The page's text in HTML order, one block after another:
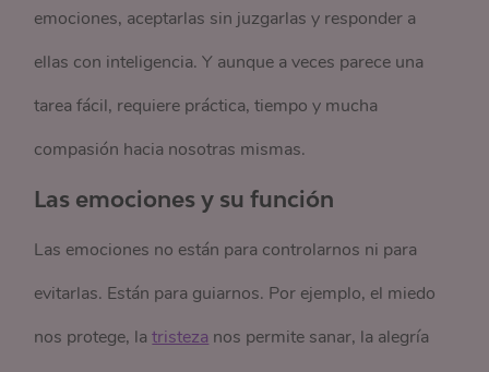
emociones, aceptarlas sin juzgarlas y responder a
ellas con inteligencia. Y aunque a veces parece una
tarea fácil, requiere práctica, tiempo y mucha
compasión hacia nosotras mismas.
Las emociones y su función
Las emociones no están para controlarnos ni para
evitarlas. Están para guiarnos. Por ejemplo, el miedo
nos protege, latristeza nos permite sanar, la alegría